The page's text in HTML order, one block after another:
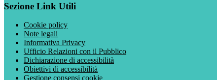
Sezione Link Utili
Cookie policy
Note legali
Informativa Privacy
Ufficio Relazioni con il Pubblico
Dichiarazione di accessibilità
Obiettivi di accessibilità
Gestione consensi cookie